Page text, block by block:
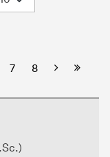
7 8 NächsteLetzte